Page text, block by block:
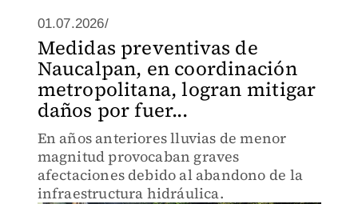
01.07.2026/
Medidas preventivas de
Naucalpan, en coordinación
metropolitana, logran mitigar
daños por fuer...
En años anteriores lluvias de menor
magnitud provocaban graves
afectaciones debido al abandono de la
infraestructura hidráulica.